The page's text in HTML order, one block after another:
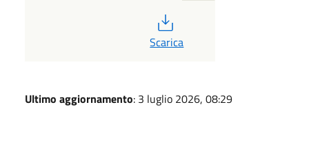
Scarica
Ultimo aggiornamento: 3 luglio 2026, 08:29